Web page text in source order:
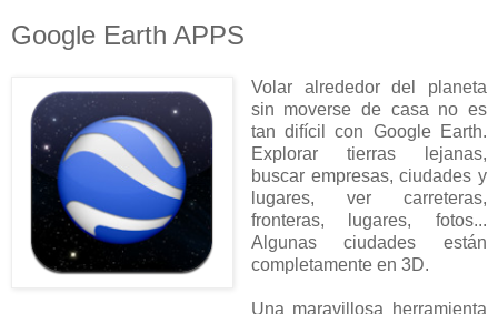
Google Earth APPS
Volar alrededor del planeta
sin moverse de casa no es
tan difícil con Google Earth.
Explorar tierras lejanas,
buscar empresas, ciudades y
lugares, ver carreteras,
fronteras, lugares, fotos...
Algunas ciudades están
completamente en 3D.
Una maravillosa herramienta